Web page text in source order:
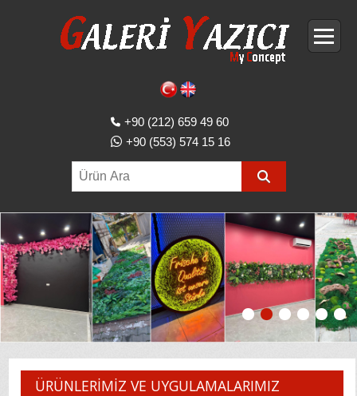
+90 (212) 659 49 60
+90 (553) 574 15 16
ÜRÜNLERİMİZ VE UYGULAMALARIMIZ